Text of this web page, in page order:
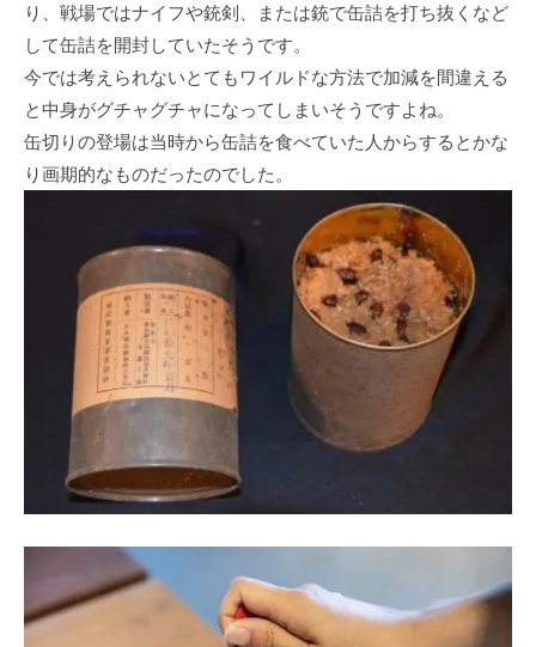
り、戦場ではナイフや銃剣、または銃で缶詰を打ち抜くなど
して缶詰を開封していたそうです。
今では考えられないとてもワイルドな方法で加減を間違える
と中身がグチャグチャになってしまいそうですよね。
缶切りの登場は当時から缶詰を食べていた人からするとかな
り画期的なものだったのでした。